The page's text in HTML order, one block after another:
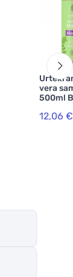
vera
500ml
12,06 €